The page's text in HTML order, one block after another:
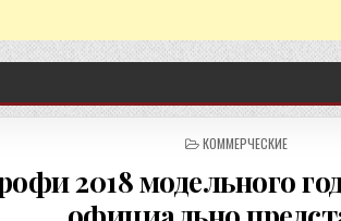
ОПУБЛИКОВАНО
КОММЕРЧЕСКИЕ
2018 модельного